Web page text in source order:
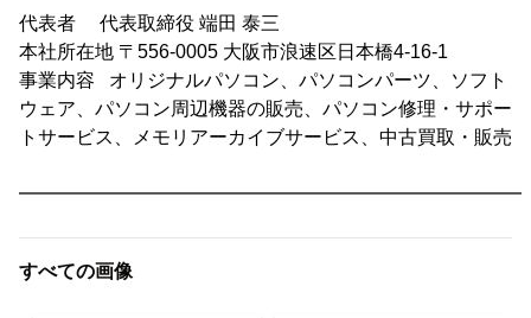
代表者 代表取締役 端田 泰三
本社所在地 〒556-0005 大阪市浪速区日本橋4-16-1
事業内容 オリジナルパソコン、パソコンパーツ、ソフト
ウェア、パソコン周辺機器の販売、パソコン修理・サポー
トサービス、メモリアーカイブサービス、中古買取・販売
すべての画像